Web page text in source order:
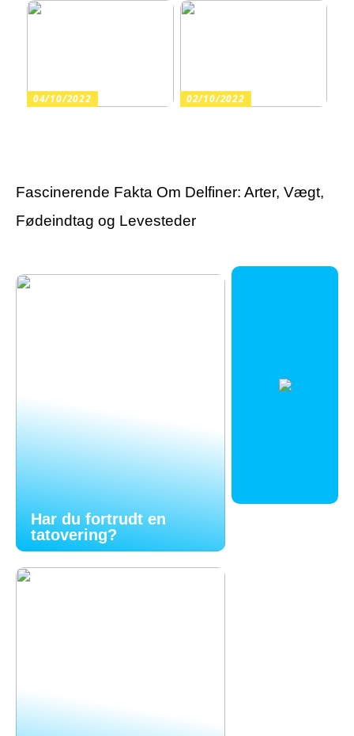
04/10/2022 02/10/2022
Fascinerende Fakta Om Delfiner: Arter, Vægt,
Fødeindtag og Levesteder
Har du fortrudt en
tatovering?